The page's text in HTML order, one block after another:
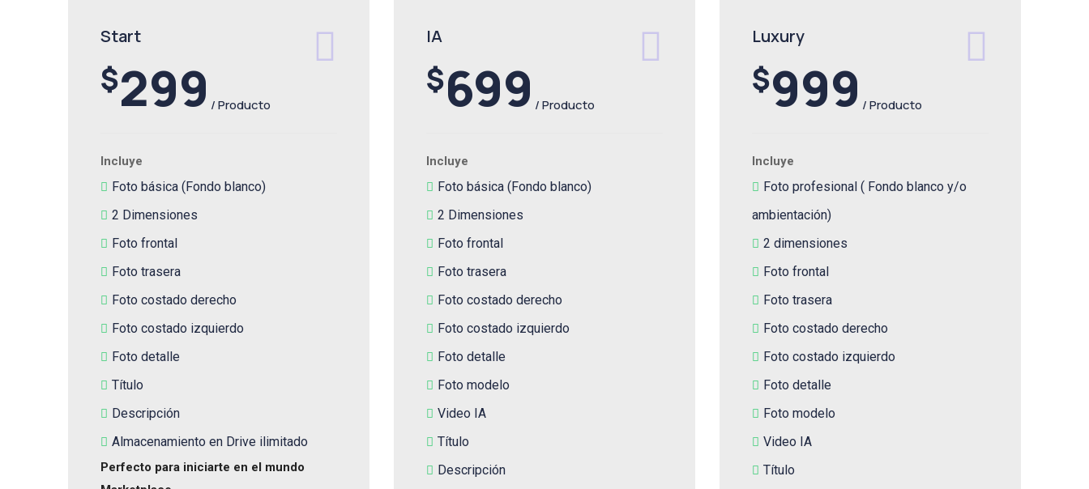
Start
$299/ Producto
Incluye
Foto básica (Fondo blanco)
2 Dimensiones
Foto frontal
Foto trasera
Foto costado derecho
Foto costado izquierdo
Foto detalle
Título
Descripción
Almacenamiento en Drive ilimitado
Perfecto para iniciarte en el mundo
IA
$699/ Producto
Incluye
Foto básica (Fondo blanco)
2 Dimensiones
Foto frontal
Foto trasera
Foto costado derecho
Foto costado izquierdo
Foto detalle
Foto modelo
Video IA
Título
Descripción
Luxury
$999/ Producto
Incluye
Foto profesional ( Fondo blanco y/o
ambientación)
2 dimensiones
Foto frontal
Foto trasera
Foto costado derecho
Foto costado izquierdo
Foto detalle
Foto modelo
Video IA
Título